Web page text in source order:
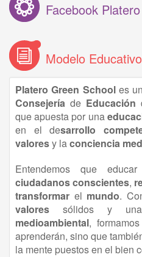
Facebook Platero
Modelo Educativo
Platero Green Schooles
Consejería de Educación
que apuesta por una
en el desarrollo
valoresy laconciencia
Entendemos que
ciudadanos conscientes,
transformar el mundo.
valores sólidos y
medioambiental,
aprenderán, sino que
la mente puestos en el bien